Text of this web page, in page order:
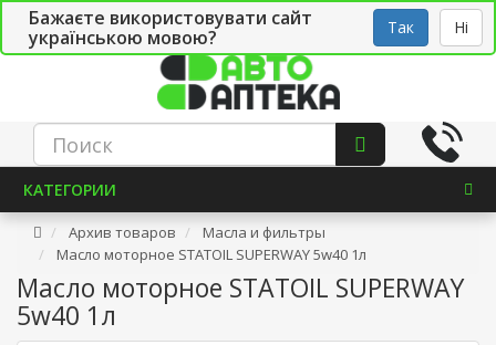
Бажаєте використовувати сайт
українською мовою?
Так Ні
СТО Укр
КАТЕГОРИИ
Архив товаров
Масла и фильтры
Масло моторное STATOIL SUPERWAY 5w40 1л
Масло моторное STATOIL SUPERWAY
5w40 1л